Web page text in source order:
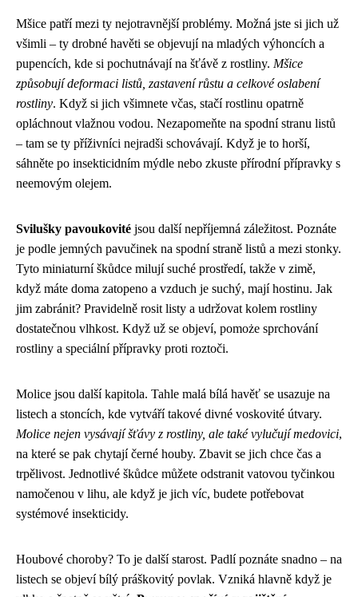
Mšice patří mezi ty nejotravnější problémy. Možná jste si jich už
všimli – ty drobné havěti se objevují na mladých výhoncích a
pupencích, kde si pochutnávají na šťávě z rostliny. Mšice
způsobují deformaci listů, zastavení růstu a celkové oslabení
rostliny. Když si jich všimnete včas, stačí rostlinu opatrně
opláchnout vlažnou vodou. Nezapomeňte na spodní stranu listů
– tam se ty příživníci nejradši schovávají. Když je to horší,
sáhněte po insekticidním mýdle nebo zkuste přírodní přípravky s
neemovým olejem.
Svilušky pavoukovité jsou další nepříjemná záležitost. Poznáte
je podle jemných pavučinek na spodní straně listů a mezi stonky.
Tyto miniaturní škůdce milují suché prostředí, takže v zimě,
když máte doma zatopeno a vzduch je suchý, mají hostinu. Jak
jim zabránit? Pravidelně rosit listy a udržovat kolem rostliny
dostatečnou vlhkost. Když už se objeví, pomoże sprchování
rostliny a speciální přípravky proti roztoči.
Molice jsou další kapitola. Tahle malá bílá havěť se usazuje na
listech a stoncích, kde vytváří takové divné voskovité útvary.
Molice nejen vysávají šťávy z rostliny, ale také vylučují medovici,
na které se pak chytají černé houby. Zbavit se jich chce čas a
trpělivost. Jednotlivé škůdce můžete odstranit vatovou tyčinkou
namočenou v lihu, ale když je jich víc, budete potřebovat
systémové insekticidy.
Houbové choroby? To je další starost. Padlí poznáte snadno – na
listech se objeví bílý práškovitý povlak. Vzniká hlavně když je